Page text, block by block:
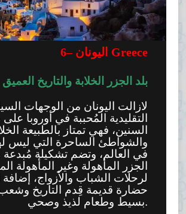
6– اليونان Greece
بلد الجزر الخلابة والتاريخ العميق
لازالت اليونان من الوجهات
التقليدية المُحببة في أوروبا على
السنين، فهي تمتاز بالطبيعة
والشواطئ الساحرة التي ليس
في العالم، وتضم تشكيلة
الجزر المأهولة وغير المأهولة
لرحلات الشباب والأزواج، إضافة
حضارة قديمة قِدم التاريخ
بسيط وطعام لذيذ وصحي.